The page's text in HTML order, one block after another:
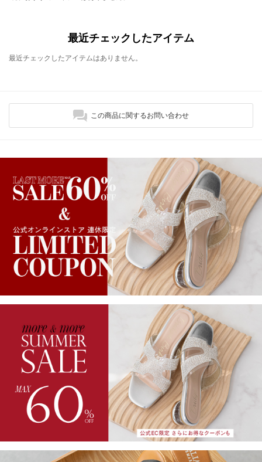
最近チェックしたアイテム
最近チェックしたアイテムはありません。
この商品に関するお問い合わせ